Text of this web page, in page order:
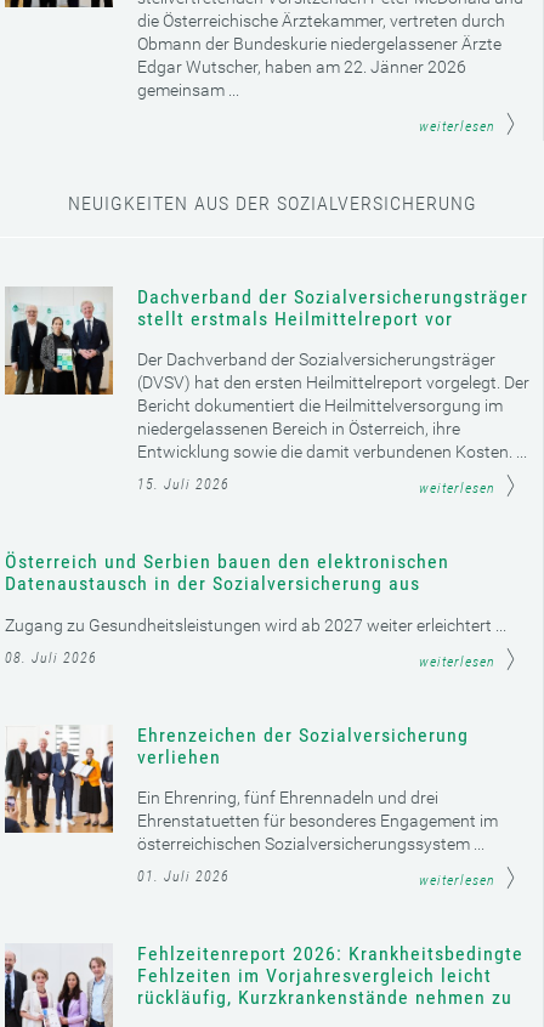
die Österreichische Ärztekammer, vertreten durch
Obmann der Bundeskurie niedergelassener Ärzte
Edgar Wutscher, haben am 22. Jänner 2026
gemeinsam ...
weiterlesen
NEUIGKEITEN AUS DER SOZIALVERSICHERUNG
Dachverband der Sozialversicherungsträger
stellt erstmals Heilmittelreport vor
Der Dachverband der Sozialversicherungsträger
(DVSV) hat den ersten Heilmittelreport vorgelegt. Der
Bericht dokumentiert die Heilmittelversorgung im
niedergelassenen Bereich in Österreich, ihre
Entwicklung sowie die damit verbundenen Kosten. ...
15. Juli 2026 weiterlesen
Österreich und Serbien bauen den elektronischen
Datenaustausch in der Sozialversicherung aus
Zugang zu Gesundheitsleistungen wird ab 2027 weiter erleichtert ...
08. Juli 2026 weiterlesen
Ehrenzeichen der Sozialversicherung
verliehen
Ein Ehrenring, fünf Ehrennadeln und drei
Ehrenstatuetten für besonderes Engagement im
österreichischen Sozialversicherungssystem ...
01. Juli 2026 weiterlesen
Fehlzeitenreport 2026: Krankheitsbedingte
Fehlzeiten im Vorjahresvergleich leicht
rückläufig, Kurzkrankenstände nehmen zu